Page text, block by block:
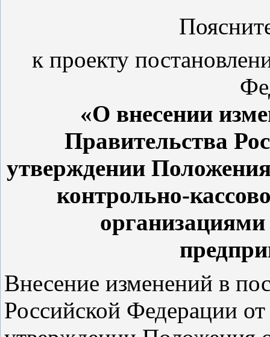
к проекту
«О внесении
Правительства
утверждении
контрольно-
Внесение изменений в
Российской Федерации